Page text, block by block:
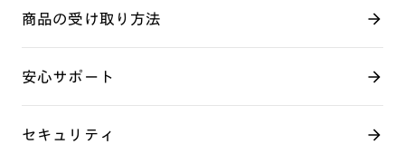
商品の受け取り方法
安心サポート
セキュリティ